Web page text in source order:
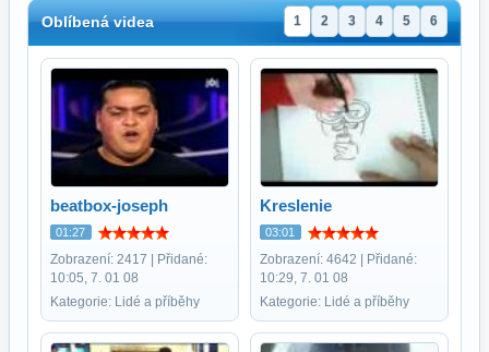
Oblíbená videa 1 2 3 4 5 6
beatbox-joseph
01:27
Zobrazení: 2417 | Přidané:
10:05, 7. 01 08
Kategorie: Lidé a příběhy
Kreslenie
03:01
Zobrazení: 4642 | Přidané:
10:29, 7. 01 08
Kategorie: Lidé a příběhy